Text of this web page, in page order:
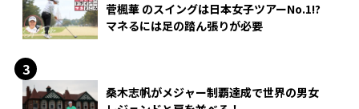
菅楓華 のスイングは日本女子ツアーNo.1!?
マネるには足の踏ん張りが必要
桑木志帆がメジャー制覇達成で世界の男女